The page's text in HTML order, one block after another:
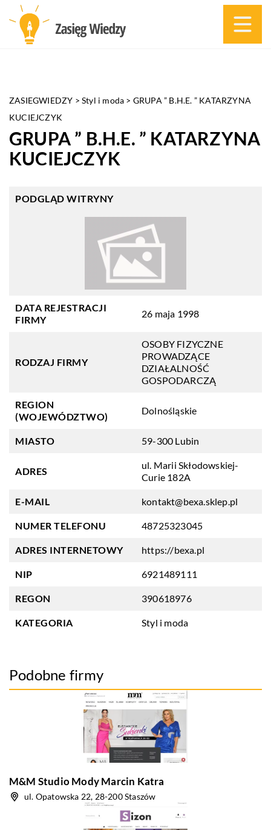
ZASIEGWIEDZY >Styl i moda > GRUPA ” B.H.E. ” KATARZYNA
KUCIEJCZYK
GRUPA ” B.H.E. ” KATARZYNA
KUCIEJCZYK
PODGLĄD WITRYNY
DATA REJESTRACJI
FIRMY
26 maja 1998
RODZAJ FIRMY
OSOBY FIZYCZNE
PROWADZĄCE
DZIAŁALNOŚĆ
GOSPODARCZĄ
REGION
(WOJEWÓDZTWO)
Dolnośląskie
MIASTO 59-300 Lubin
ADRES
ul. Marii Skłodowskiej-
Curie 182A
E-MAIL kontakt@bexa.sklep.pl
NUMER TELEFONU 48725323045
ADRES INTERNETOWY https://bexa.pl
NIP 6921489111
REGON 390618976
KATEGORIA Styl i moda
Podobne firmy
M&M Studio Mody Marcin Katra
ul. Opatowska 22, 28-200 Staszów